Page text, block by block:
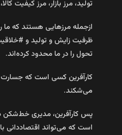
تولید، مرز بازار، مرز کیفیت
ازجمله مرزهایی هستند که ما
ظرفیت زایش و تولید و
تحول را در ما محدود کرده‌اند.
کارآفرین کسی است که جسارت
می‌شکند.
پس کارآفرین، مدیری
است که می‌تواند اقتصاددانی